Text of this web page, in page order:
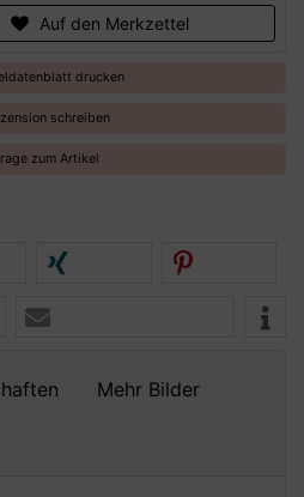
Auf den Merkzettel
drucken
schreiben
zum Artikel
Mehr Bilder